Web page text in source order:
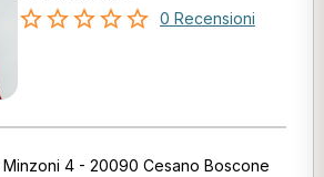
0 Recensioni
Minzoni 4 - 20090 Cesano Boscone